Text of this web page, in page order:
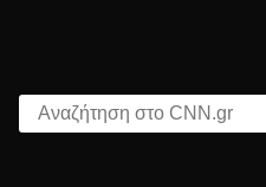
Αναζήτηση στο CNN.gr